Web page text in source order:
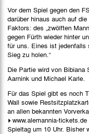
Vor dem Spiel gegen den
darüber hinaus auch auf
Faktors: des „zwölften
gegen Fürth wieder hinter
für uns. Eines ist jedenfalls
Sieg zu holen.“
Die Partie wird von
Aarnink und Michael Karle.
Für das Spiel gibt es noch
Wall sowie
an allen bekannten
www.alemannia-tickets.de
Spieltag um 10 Uhr. Bisher